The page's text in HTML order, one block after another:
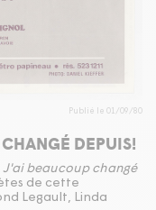
Publié le 01/09/80
DEPUIS!
J'ai beaucoup changé
de cette
Legault, Linda